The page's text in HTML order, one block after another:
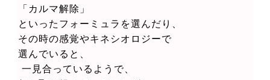
「カルマ解除」
といったフォーミュラを選んだり、
その時の感覚やキネシオロジーで
選んでいると、
一見合っているようで、